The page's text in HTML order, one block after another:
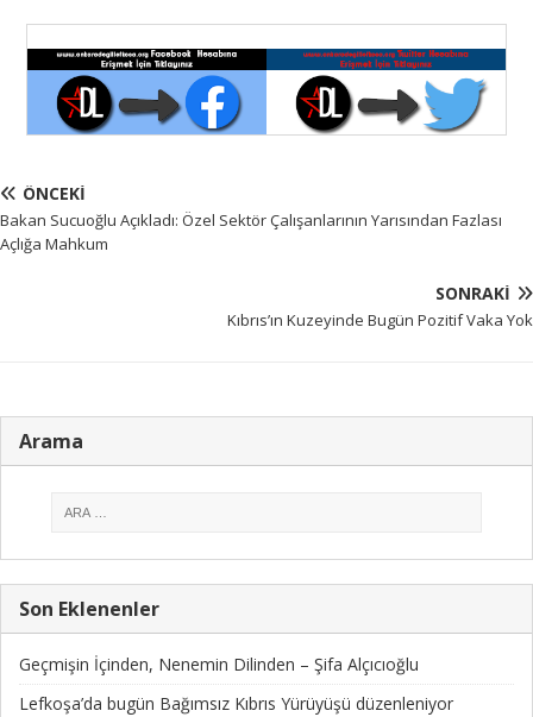
ÖNCEKI
Bakan Sucuoğlu Açıkladı: Özel Sektör Çalışanlarının Yarısından Fazlası
Açlığa Mahkum
SONRAKI
Kıbrıs’ın Kuzeyinde Bugün Pozitif Vaka Yok
Arama
Son Eklenenler
Geçmişin İçinden, Nenemin Dilinden – Şifa Alçıcıoğlu
Lefkoşa’da bugün Bağımsız Kıbrıs Yürüyüşü düzenleniyor